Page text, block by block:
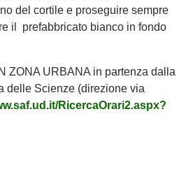
del cortile e proseguire sempre
il prefabbricato bianco in fondo
ZONA URBANA in partenza dalla
delle Scienze (direzione via
RicercaOrari2.aspx?